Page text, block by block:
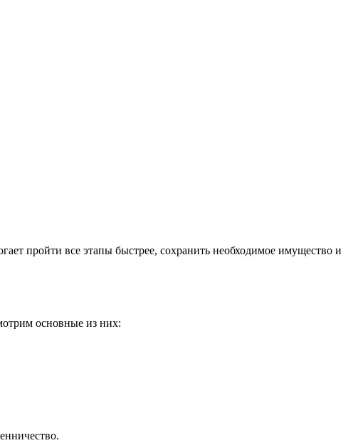
пройти все этапы быстрее, сохранить необходимое имущество и
основные из них: